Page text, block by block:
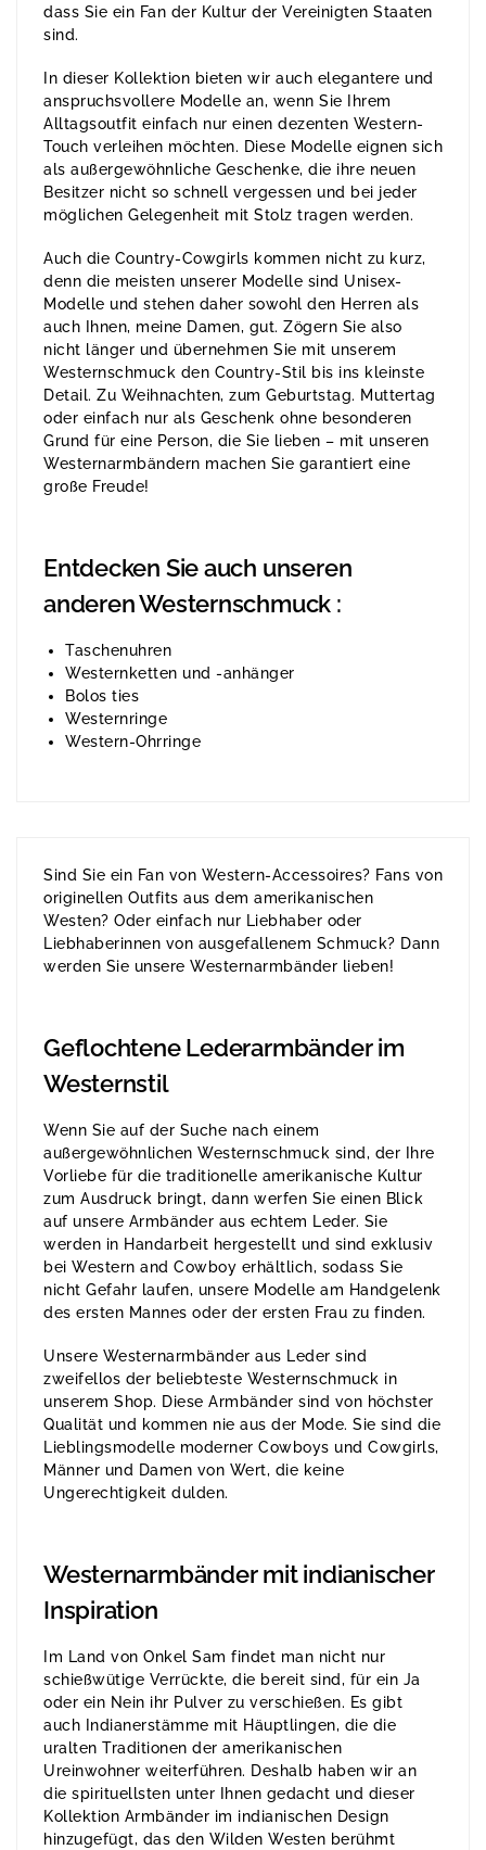
dass Sie ein Fan der Kultur der Vereinigten Staaten
sind.
In dieser Kollektion bieten wir auch elegantere und
anspruchsvollere Modelle an, wenn Sie Ihrem
Alltagsoutfit einfach nur einen dezenten Western-
Touch verleihen möchten. Diese Modelle eignen sich
als außergewöhnliche Geschenke, die ihre neuen
Besitzer nicht so schnell vergessen und bei jeder
möglichen Gelegenheit mit Stolz tragen werden.
Auch die Country-Cowgirls kommen nicht zu kurz,
denn die meisten unserer Modelle sind Unisex-
Modelle und stehen daher sowohl den Herren als
auch Ihnen, meine Damen, gut. Zögern Sie also
nicht länger und übernehmen Sie mit unserem
Westernschmuck den Country-Stil bis ins kleinste
Detail. Zu Weihnachten, zum Geburtstag. Muttertag
oder einfach nur als Geschenk ohne besonderen
Grund für eine Person, die Sie lieben – mit unseren
Westernarmbändern machen Sie garantiert eine
große Freude!
Entdecken Sie auch unseren
anderen Westernschmuck :
Taschenuhren
Westernketten und -anhänger
Bolos ties
Westernringe
Western-Ohrringe
Sind Sie ein Fan von Western-Accessoires? Fans von
originellen Outfits aus dem amerikanischen
Westen? Oder einfach nur Liebhaber oder
Liebhaberinnen von ausgefallenem Schmuck? Dann
werden Sie unsere Westernarmbänder lieben!
Geflochtene Lederarmbänder im
Westernstil
Wenn Sie auf der Suche nach einem
außergewöhnlichen Westernschmuck sind, der Ihre
Vorliebe für die traditionelle amerikanische Kultur
zum Ausdruck bringt, dann werfen Sie einen Blick
auf unsere Armbänder aus echtem Leder. Sie
werden in Handarbeit hergestellt und sind exklusiv
bei Western and Cowboy erhältlich, sodass Sie
nicht Gefahr laufen, unsere Modelle am Handgelenk
des ersten Mannes oder der ersten Frau zu finden.
Unsere Westernarmbänder aus Leder sind
zweifellos der beliebteste Westernschmuck in
unserem Shop. Diese Armbänder sind von höchster
Qualität und kommen nie aus der Mode. Sie sind die
Lieblingsmodelle moderner Cowboys und Cowgirls,
Männer und Damen von Wert, die keine
Ungerechtigkeit dulden.
Westernarmbänder mit indianischer
Inspiration
Im Land von Onkel Sam findet man nicht nur
schießwütige Verrückte, die bereit sind, für ein Ja
oder ein Nein ihr Pulver zu verschießen. Es gibt
auch Indianerstämme mit Häuptlingen, die die
uralten Traditionen der amerikanischen
Ureinwohner weiterführen. Deshalb haben wir an
die spirituellsten unter Ihnen gedacht und dieser
Kollektion Armbänder im indianischen Design
hinzugefügt, das den Wilden Westen berühmt